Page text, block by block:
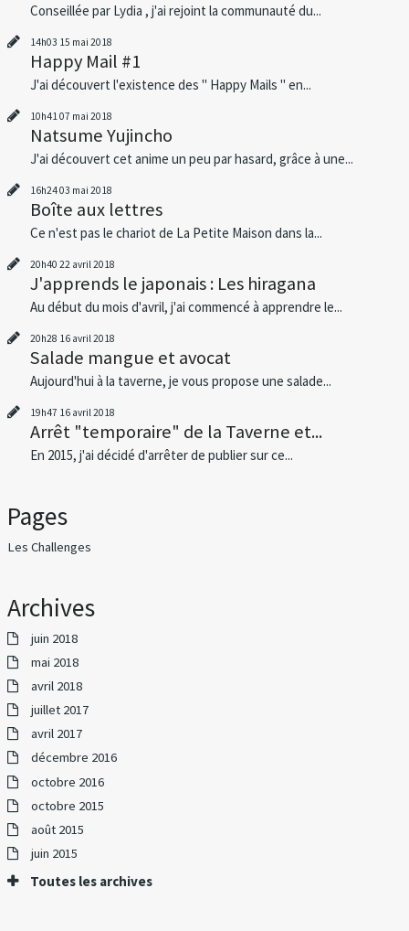
Conseillée par Lydia , j'ai rejoint la communauté du...
14h03 15 mai 2018
Happy Mail #1
J'ai découvert l'existence des " Happy Mails " en...
10h4107 mai 2018
Natsume Yujincho
J'ai découvert cet anime un peu par hasard, grâce à une...
16h2403 mai 2018
Boîte aux lettres
Ce n'est pas le chariot de La Petite Maison dans la...
20h40 22 avril 2018
J'apprends le japonais : Les hiragana
Au début du mois d'avril, j'ai commencé à apprendre le...
20h28 16 avril 2018
Salade mangue et avocat
Aujourd'hui à la taverne, je vous propose une salade...
19h47 16 avril 2018
Arrêt "temporaire" de la Taverne et...
En 2015, j'ai décidé d'arrêter de publier sur ce...
Pages
Les Challenges
Archives
juin 2018
mai 2018
avril 2018
juillet 2017
avril 2017
décembre 2016
octobre 2016
octobre 2015
août 2015
juin 2015
Toutes les archives